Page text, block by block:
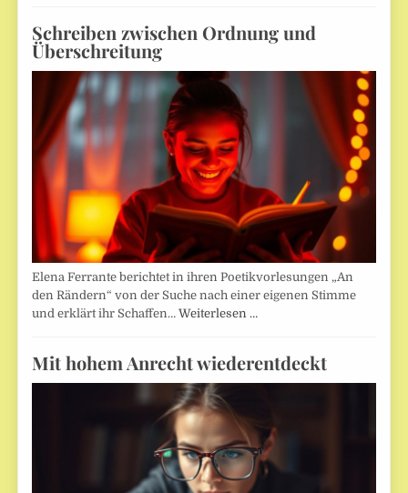
Schreiben zwischen Ordnung und
Überschreitung
Elena Ferrante berichtet in ihren Poetikvorlesungen „An
den Rändern“ von der Suche nach einer eigenen Stimme
und erklärt ihr Schaffen…Weiterlesen …
Mit hohem Anrecht wiederentdeckt